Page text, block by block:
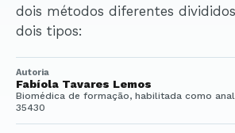
dois métodos diferentes
dois tipos:
Autoria
Fabíola Tavares Lemos
Biomédica de formação, habilitada como
35430